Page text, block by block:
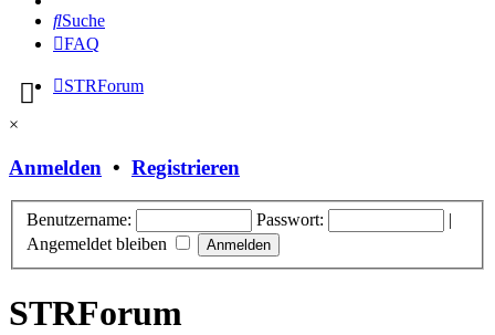
Suche
FAQ
STRForum
×
Anmelden • Registrieren
Benutzername: Passwort:
|
Angemeldet bleiben
STRForum